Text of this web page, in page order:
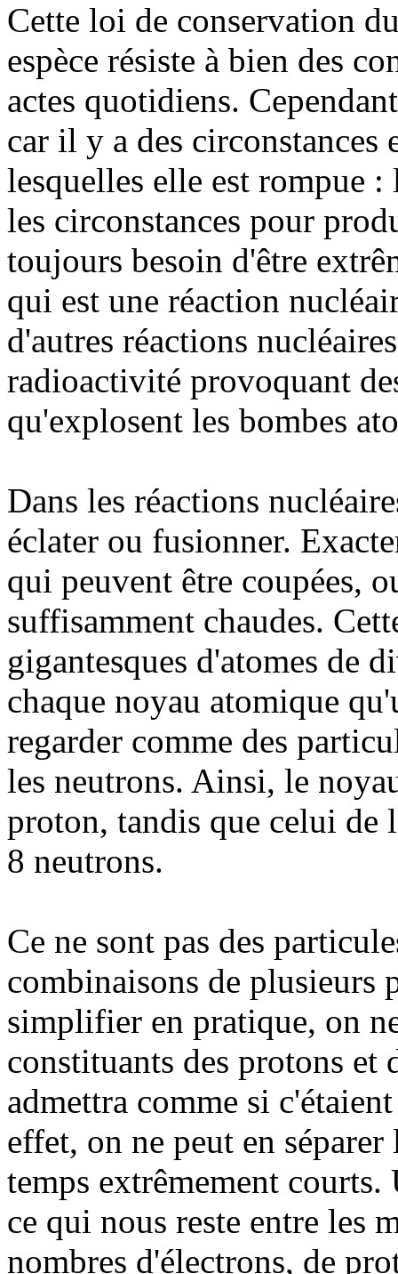
Cette loi de conservation
espèce résiste à bien des
actes quotidiens.
car il y a des circonstances
lesquelles elle est rompue
les circonstances pour
toujours besoin d'être
qui est une réaction
d'autres réactions
radioactivité provoquant
qu'explosent les bombes
Dans les réactions
éclater ou fusionner.
qui peuvent être coupées,
suffisamment chaudes.
gigantesques d'atomes de
chaque noyau atomique
regarder comme des
les neutrons. Ainsi, le
proton, tandis que celui de
8 neutrons.
Ce ne sont pas des
combinaisons de plusieurs
simplifier en pratique, on
constituants des protons et
admettra comme si
effet, on ne peut en
temps extrêmement
ce qui nous reste entre les
nombres d'électrons, de